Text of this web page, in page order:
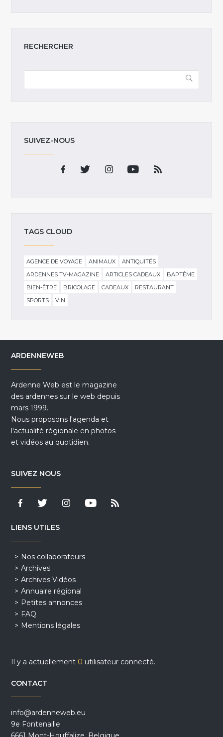
RECHERCHER
SUIVEZ-NOUS
TAGS CLOUD
AGENCE DE VOYAGE ANIMAUX
ANTIQUITÉS
ARDENNES TV-MAGAZINE
ARTICLES CADEAUX
BAPTÊME
BIEN-ÊTRE
BRICOLAGE CADEAUX
RESTAURANT
SPORTS
VIN
ARDENNEWEB
Ardenne Web est le magazine
des ardennes sur le web depuis
mars 1999.
Nous proposons l'agenda et
l'actualité régionale en photos
et vidéos au quotidien.
SUIVEZ NOUS
LIENS UTILES
Nos collaborateurs
Archives
Archives Vidéos
Annuaire régional
Petites annonces
FAQ
Mentions légales
Il y a actuellement 0 utilisateur connecté.
CONTACT
info@ardenneweb.eu
9e Fontenaille